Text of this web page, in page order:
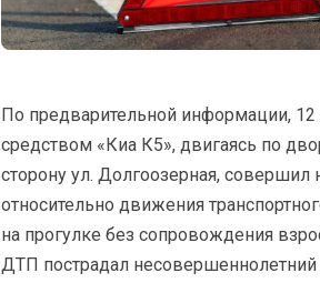
По предварительной информации, 12
средством «Киа К5», двигаясь по
сторону ул. Долгоозерная,
относительно движения
на прогулке без сопровождения
ДТП пострадал